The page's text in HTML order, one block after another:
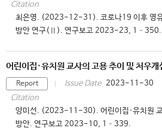
Citation
최은영. (2023-12-31). 코로나19 이후 영유
방안 연구(Ⅱ). 연구보고 2023-23, 1–350.
어린이집·유치원 교사의 고용 추이 및 처우개
Report Issue Date 2023-11-30
Citation
양미선. (2023-11-30). 어린이집·유치원 교
방안. 연구보고 2023-10, 1–339.